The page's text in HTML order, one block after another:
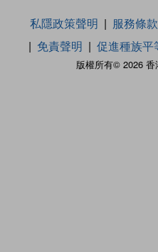
版權所有© 2026 香
私隱政策聲明 服務條款
免責聲明
促進種族平